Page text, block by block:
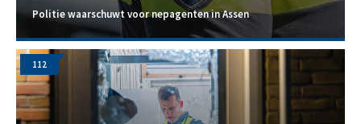
Politie waarschuwt voor nepagenten in Assen
112